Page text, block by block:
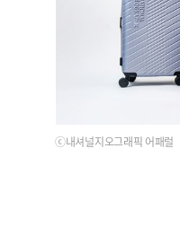
ⓒ내셔널지오그래픽 어패럴